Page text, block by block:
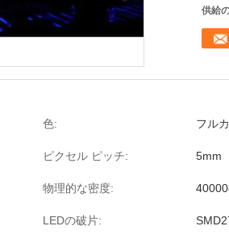
供給
色: フル
ピクセル ピッチ: 5mm
物理的な密度:
LEDの破片: